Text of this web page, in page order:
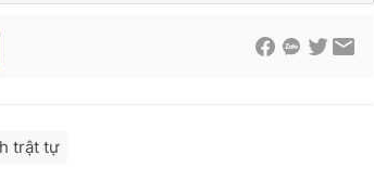
trật tự